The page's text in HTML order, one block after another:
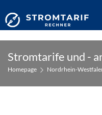
content
Stromtarife und -
Homepage Nordrhein-